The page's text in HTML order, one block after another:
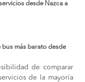
desde Nazca a
bus más barato desde
de comparar
de la mayoría